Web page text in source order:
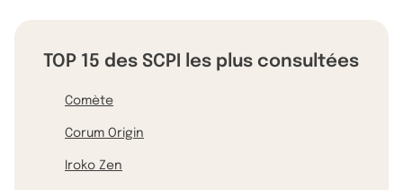
TOP 15 des SCPI les plus consultées
Comète
Corum Origin
Iroko Zen